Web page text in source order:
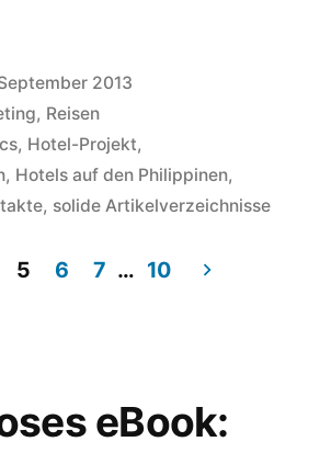
2013
, Reisen
, Hotel-Projekt,
, Hotels auf den Philippinen,
, solide Artikelverzeichnisse
5 6 7 … 10
eBook: